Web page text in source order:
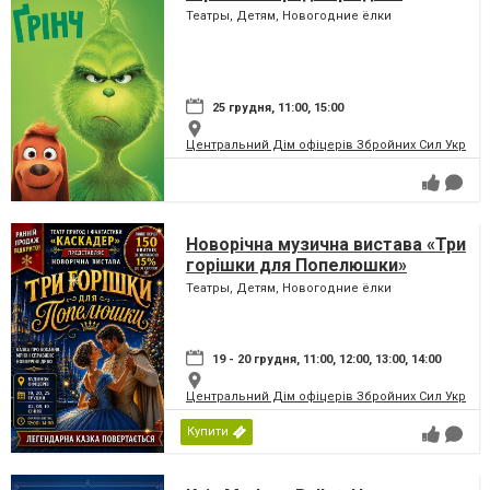
Театры, Детям, Новогодние ёлки
25 грудня, 11:00, 15:00
Центральний Дім офіцерів Збройних Сил
Новорічна музична вистава «Три
горішки для Попелюшки»
Театры, Детям, Новогодние ёлки
19 - 20 грудня, 11:00, 12:00, 13:00, 14:00
Центральний Дім офіцерів Збройних Сил
Купити